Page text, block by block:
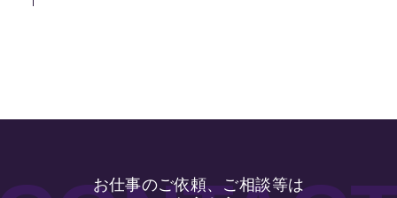
お仕事のご依頼、ご相談等は